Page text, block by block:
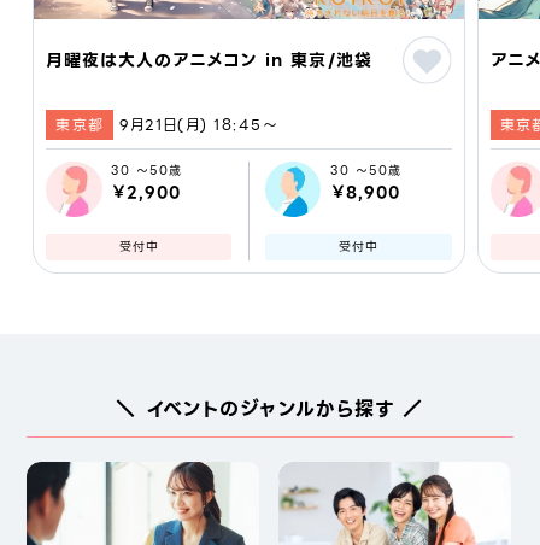
月曜夜は大人のアニメコン in 東京/池袋
東京都 9月21日(月) 18:45〜
30 ～50歳
￥2,900
受付中
30 ～50歳
￥8,900
受付中
アニ
東京
＼ イベントのジャンルから探す ／